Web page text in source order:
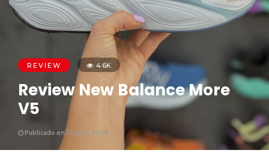
REVIEW 4.6K
Review New Balance More
V5
Publicado en 30 julio, 2024